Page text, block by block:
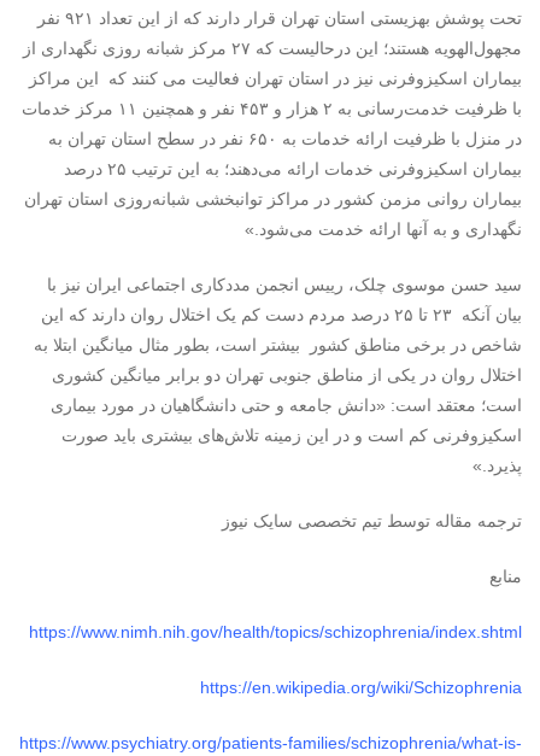
تحت پوشش بهزیستی استان تهران قرار دارند که از این تعداد ۹۲۱ نفر
مجهول‌الهویه هستند؛ این درحالیست که ۲۷ مرکز شبانه روزی نگهداری از
بیماران اسکیزوفرنی نیز در استان تهران فعالیت می کنند که این مراکز
با ظرفیت خدمت‌رسانی به ۲ هزار و ۴۵۳ نفر و همچنین ۱۱ مرکز خدمات
در منزل با ظرفیت ارائه خدمات به ۶۵۰ نفر در سطح استان تهران به
بیماران اسکیزوفرنی خدمات ارائه می‌دهند؛ به این ترتیب ۲۵ درصد
بیماران روانی مزمن کشور در مراکز توانبخشی شبانه‌روزی استان تهران
نگهداری و به آنها ارائه خدمت می‌شود.»
سید حسن موسوی چلک، رییس انجمن مددکاری اجتماعی ایران نیز با
بیان آنکه ۲۳ تا ۲۵ درصد مردم دست کم یک اختلال روان دارند که این
شاخص در برخی مناطق کشور بیشتر است، بطور مثال میانگین ابتلا به
اختلال روان در یکی از مناطق جنوبی تهران دو برابر میانگین کشوری
است؛ معتقد است: «دانش جامعه و حتی دانشگاهیان در مورد بیماری
اسکیزوفرنی کم است و در این زمینه تلاش‌های بیشتری باید صورت
پذیرد.»
ترجمه مقاله توسط تیم تخصصی سایک نیوز
منابع
https://www.nimh.nih.gov/health/topics/schizophrenia/index.shtml
https://en.wikipedia.org/wiki/Schizophrenia
https://www.psychiatry.org/patients-families/schizophrenia/what-is-